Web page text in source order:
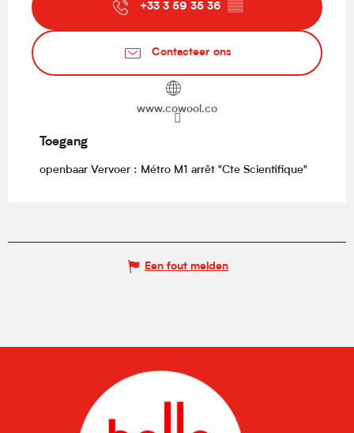
+33 3 59 35 36 ▒▒
Contacteer ons
www.cowool.co
Toegang
Toegang
openbaar Vervoer : Métro M1 arrêt "Cte Scientifique"
Een fout melden